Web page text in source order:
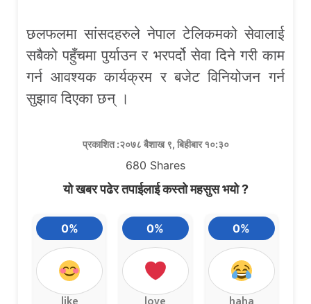
छलफलमा सांसदहरुले नेपाल टेलिकमको सेवालाई
सबैको पहुँचमा पुर्याउन र भरपर्दो सेवा दिने गरी काम
गर्न आवश्यक कार्यक्रम र बजेट विनियोजन गर्न
सुझाव दिएका छन् ।
प्रकाशित :२०७८ बैशाख ९, बिहीबार १०:३०
680 Shares
यो खबर पढेर तपाईलाई कस्तो महसुस भयो ?
0% 0% 0%